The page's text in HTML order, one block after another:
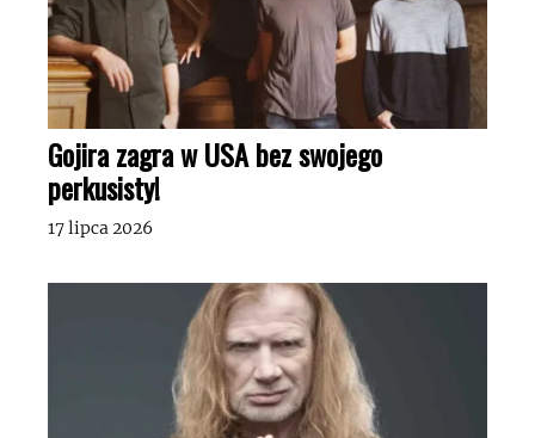
Gojira zagra w USA bez swojego
perkusisty!
17 lipca 2026